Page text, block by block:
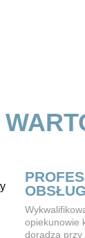
opiekunowie
doradzą przy